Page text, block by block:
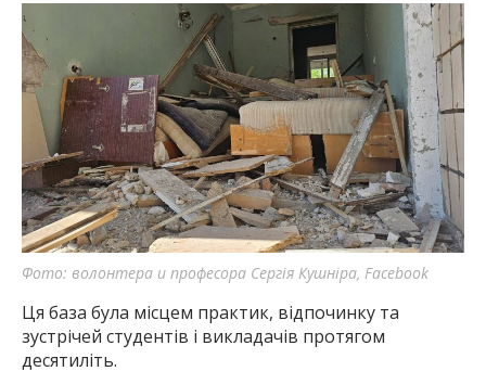
Фото: волонтера и професора Сергія Кушніра, Facebook
Ця база була місцем практик, відпочинку та
зустрічей студентів і викладачів протягом
десятиліть.